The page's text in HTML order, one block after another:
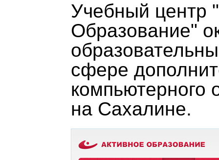
Учебный центр
Образование"
сфере
компьютерного
на Сахалине.